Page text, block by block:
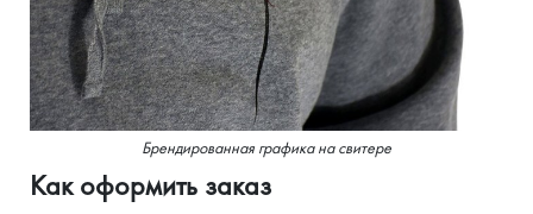
Брендированная графика на свитере
Как оформить заказ